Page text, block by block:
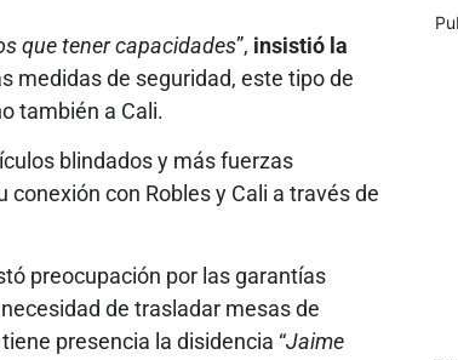
que tener capacidades”, insistió la
medidas de seguridad, este tipo de
también a Cali.
blindados y más fuerzas
con Robles y Cali a través de
preocupación por las garantías
de trasladar mesas de
presencia la disidencia “Jaime